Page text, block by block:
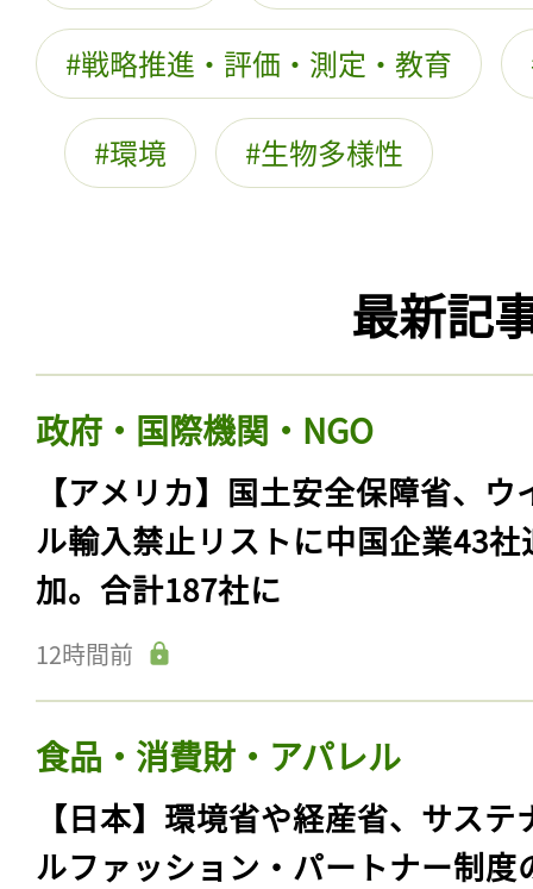
戦略推進・評価・測定・教育
環境 生物多様性
最新記
政府・国際機関・NGO
【アメリカ】国土安全保障省、ウ
ル輸入禁止リストに中国企業43社
加。合計187社に
12時間前
食品・消費財・アパレル
【日本】環境省や経産省、サステ
ルファッション・パートナー制度